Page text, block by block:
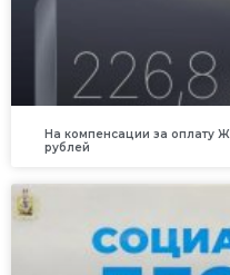
На компенсации за оплату
рублей